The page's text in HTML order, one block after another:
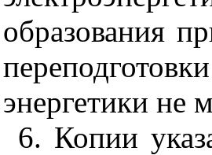
образования
энергетики не
6. Копии